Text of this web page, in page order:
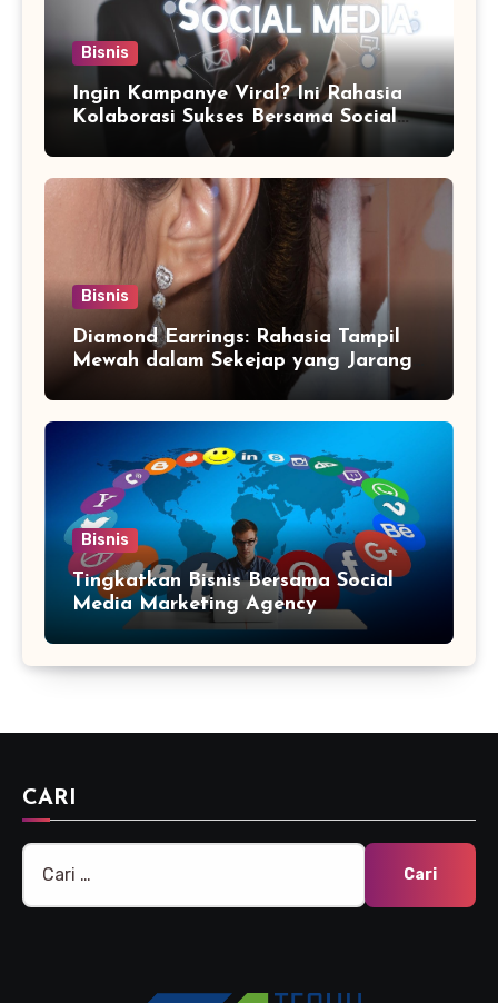
Bisnis
Ingin Kampanye Viral? Ini Rahasia
Kolaborasi Sukses Bersama Social
Media Marketing Agency
Bisnis
Diamond Earrings: Rahasia Tampil
Mewah dalam Sekejap yang Jarang
Bisnis
Tingkatkan Bisnis Bersama Social
Media Marketing Agency
CARI
Cari